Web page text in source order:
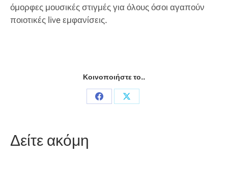
όμορφες μουσικές στιγμές για όλους όσοι αγαπούν
ποιοτικές live εμφανίσεις.
Κοινοποιήστε το..
Share
Share
Δείτε ακόμη